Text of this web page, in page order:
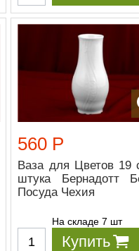
560 Р
Ваза для Цветов 19
штука Бернадотт
Посуда Чехия
На складе 7 шт
Купить